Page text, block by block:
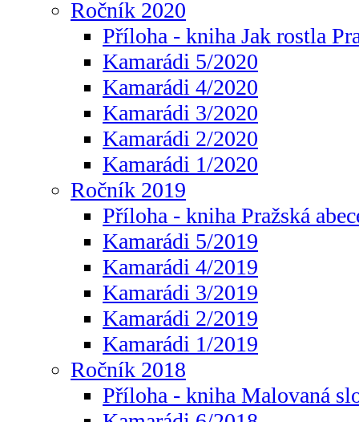
Ročník 2020
Příloha - kniha Jak rostla
Kamarádi 5/2020
Kamarádi 4/2020
Kamarádi 3/2020
Kamarádi 2/2020
Kamarádi 1/2020
Ročník 2019
Příloha - kniha Pražská
Kamarádi 5/2019
Kamarádi 4/2019
Kamarádi 3/2019
Kamarádi 2/2019
Kamarádi 1/2019
Ročník 2018
Příloha - kniha Malovaná